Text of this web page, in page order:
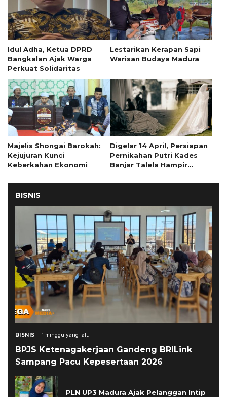
Idul Adha, Ketua DPRD
Bangkalan Ajak Warga
Perkuat Solidaritas
Lestarikan Kerapan Sapi
Warisan Budaya Madura
Majelis Shongai Barokah:
Kejujuran Kunci
Keberkahan Ekonomi
Digelar 14 April, Persiapan
Pernikahan Putri Kades
Banjar Talela Hampir
BISNIS
BISNIS 1 minggu yang lalu
BPJS Ketenagakerjaan Gandeng BRILink
Sampang Pacu Kepesertaan 2026
PLN UP3 Madura Ajak Pelanggan Intip